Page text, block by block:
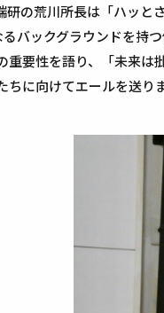
研の荒川所長は「ハッ
バックグラウンドを持
重要性を語り、「未来
に向けてエールを送り